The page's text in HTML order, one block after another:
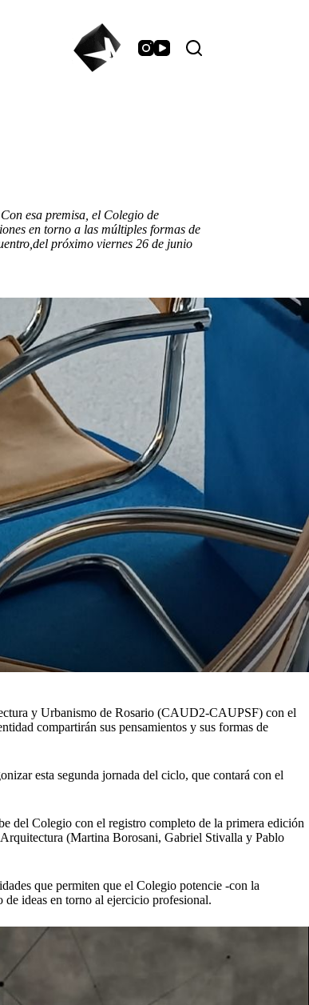
esa premisa, el Colegio de
en torno a las múltiples formas de
próximo viernes 26 de junio
y Urbanismo de Rosario (CAUD2-CAUPSF) con el
compartirán sus pensamientos y sus formas de
esta segunda jornada del ciclo, que contará con el
del Colegio con el registro completo de la primera edición
(Martina Borosani, Gabriel Stivalla y Pablo
que permiten que el Colegio potencie -con la
ideas en torno al ejercicio profesional.